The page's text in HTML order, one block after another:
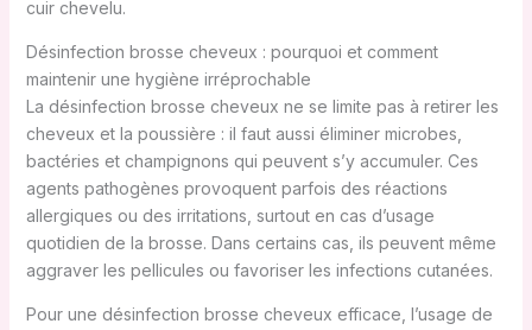
cuir chevelu.
Désinfection brosse cheveux : pourquoi et comment
maintenir une hygiène irréprochable
La désinfection brosse cheveux ne se limite pas à retirer les
cheveux et la poussière : il faut aussi éliminer microbes,
bactéries et champignons qui peuvent s’y accumuler. Ces
agents pathogènes provoquent parfois des réactions
allergiques ou des irritations, surtout en cas d’usage
quotidien de la brosse. Dans certains cas, ils peuvent même
aggraver les pellicules ou favoriser les infections cutanées.
Pour une désinfection brosse cheveux efficace, l’usage de